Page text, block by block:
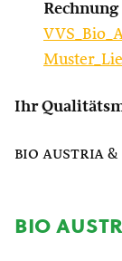
Ihr
bio austria &
bio